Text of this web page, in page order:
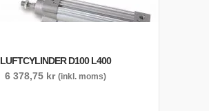
LUFTCYLINDER D100 L400
6 378,75 kr (inkl. moms)